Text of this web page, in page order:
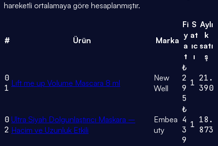
hareketli ortalamaya göre hesaplanmıştır.
# Ürün Marka
Fi
y
a
t
S
at
ıc
ı
Aylı
k
satı
ş
0
1 Lıft me up Volume Mascara 8 ml
New
Well
₺
2
9
5
1 21.
390
0
2
Ultra Siyah Dolgunlaştırıcı Maskara –
Hacim ve Uzunluk Etkili
Embea
uty
₺
4
3
9
1 18.
873